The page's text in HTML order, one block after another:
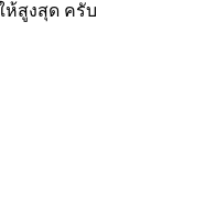
สูงสุด ครับ